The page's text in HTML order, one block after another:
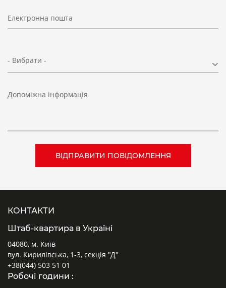
Електронна пошта
- Вибрати -
Допоміжна інформація
КОНТАКТИ
Штаб-квартира в Україні
04080, м. Київ
вул. Кирилівська, 1-3, секція "Д"
+38(044) 503 51 01
Робочі години :